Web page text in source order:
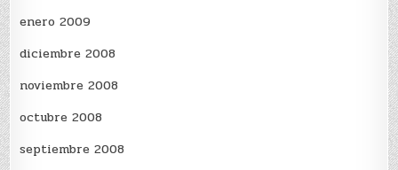
enero 2009
diciembre 2008
noviembre 2008
octubre 2008
septiembre 2008